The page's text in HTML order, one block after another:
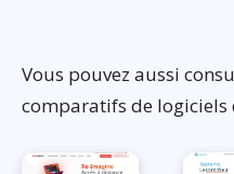
Vous pouvez aussi
comparatifs de logiciels